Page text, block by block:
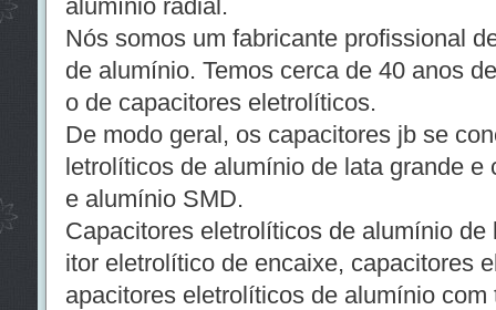
alumínio radial.
Nós somos um fabricante profissional
de alumínio. Temos cerca de 40 anos
o de capacitores eletrolíticos.
De modo geral, os capacitores jb se
letrolíticos de alumínio de lata grande e
e alumínio SMD.
Capacitores eletrolíticos de alumínio
itor eletrolítico de encaixe, capacitores
apacitores eletrolíticos de alumínio com